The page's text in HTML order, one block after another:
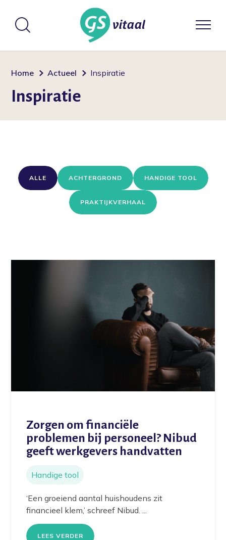
Home Actueel Inspiratie
Inspiratie
ALLE ACHTERGROND HANDIGE TOOL
PRAKTIJKVERHAAL
Zorgen om financiële
problemen bij personeel? Nibud
geeft werkgevers handvatten
Handige tool
‘Een groeiend aantal huishoudens zit
financieel klem,’ schreef Nibud. ...
LEES VERDER